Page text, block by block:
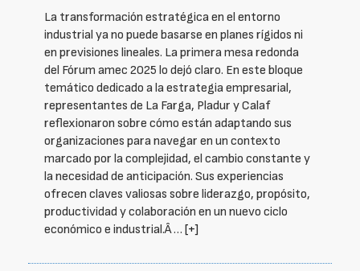
La transformación estratégica en el entorno
industrial ya no puede basarse en planes rígidos ni
en previsiones lineales. La primera mesa redonda
del Fórum amec 2025 lo dejó claro. En este bloque
temático dedicado a la estrategia empresarial,
representantes de La Farga, Pladur y Calaf
reflexionaron sobre cómo están adaptando sus
organizaciones para navegar en un contexto
marcado por la complejidad, el cambio constante y
la necesidad de anticipación. Sus experiencias
ofrecen claves valiosas sobre liderazgo, propósito,
productividad y colaboración en un nuevo ciclo
económico e industrial.Â … [+]